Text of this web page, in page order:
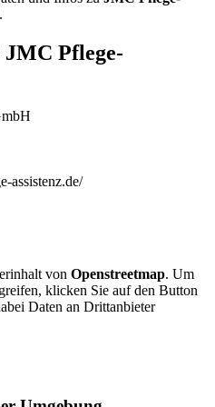
.
Pflege-
assistenz.de/
von Openstreetmap. Um
klicken Sie auf den Button
Daten an Drittanbieter